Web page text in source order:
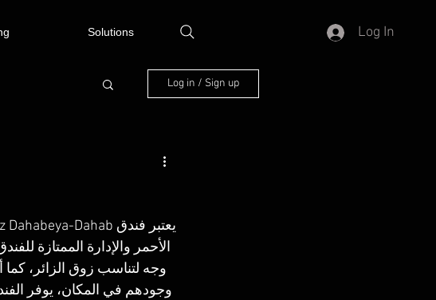
Solutions Log In
Log in / Sign up
الأحمر والإدارة الممتازة
وجه لتناسب زوق الزائر،
وجودهم في المكان، يوفر